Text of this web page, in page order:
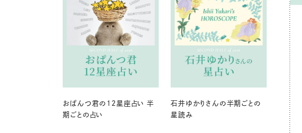
おぱんつ君の12星座占い 半
期ごとの占い
石井ゆかりさんの半期ごとの
星読み